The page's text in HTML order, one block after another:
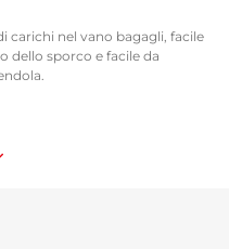
carichi nel vano bagagli, facile
dello sporco e facile da
dotate del certificato TÜV